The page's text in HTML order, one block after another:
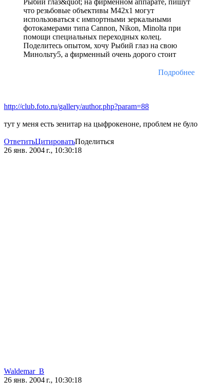
Рыбий глаз&quot; на фирменном аппарате, пишут
что резьбовые объективы М42х1 могут
использоваться с импортными зеркальными
фотокамерами типа Cannon, Nikon, Minolta при
помощи специальных переходных колец.
Поделитесь опытом, хочу Рыбий глаз на свою
Минольту5, а фирменный очень дорого стоит
Подробнее
http://club.foto.ru/gallery/author.php?param=88
тут у меня есть зенитар на цыфрокеноне, проблем не було
ОтветитьЦитироватьПоделиться
26 янв. 2004 г., 10:30:18
Waldemar_B
26 янв. 2004 г., 10:30:18